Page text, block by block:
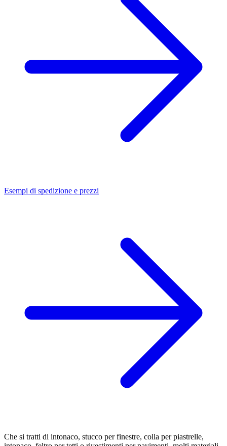
Esempi di spedizione e prezzi
Che si tratti di intonaco, stucco per finestre, colla per piastrelle,